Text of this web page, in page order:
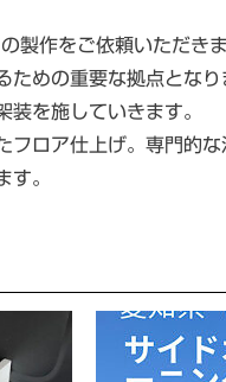
製作をご依頼いただきま
めの重要な拠点とな
を施していきます。
ロア仕上げ。専門的
。